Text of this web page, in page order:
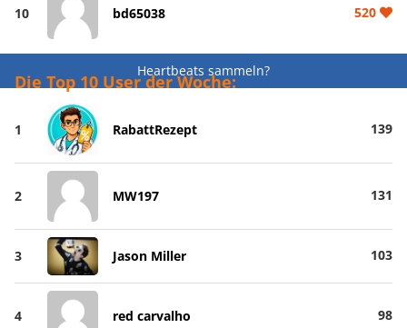
10 bd65038 520
Heartbeats sammeln?
Die Top 10 User der Woche:
1 RabattRezept 139
2 MW197 131
3 Jason Miller 103
4 red carvalho 98